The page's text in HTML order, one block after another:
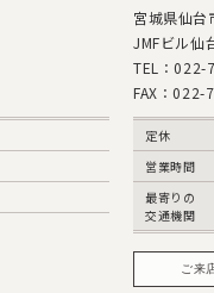
宮城県仙
JMFビル仙
TEL：022-
FAX：022-
定休
営業時間
最寄りの
交通機関
ご来